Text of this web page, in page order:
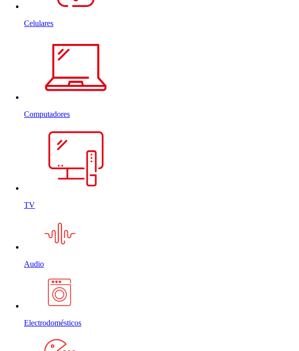
Celulares
Computadores
TV
Audio
Electrodomésticos